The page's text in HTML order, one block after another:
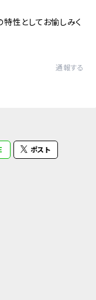
性としてお愉しみく
通報する
ポスト